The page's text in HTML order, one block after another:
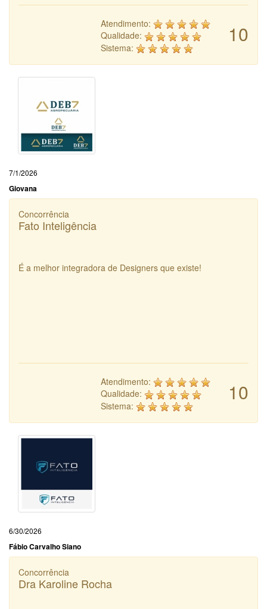
10
Atendimento:
Qualidade:
Sistema:
7/1/2026
Giovana
Concorrência
Fato Inteligência
É a melhor integradora de Designers que existe!
10
Atendimento:
Qualidade:
Sistema:
6/30/2026
Fábio Carvalho Siano
Concorrência
Dra Karoline Rocha